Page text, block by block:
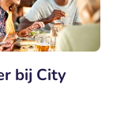
bij City